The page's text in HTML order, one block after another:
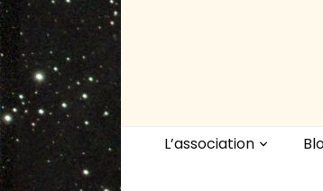
L’association